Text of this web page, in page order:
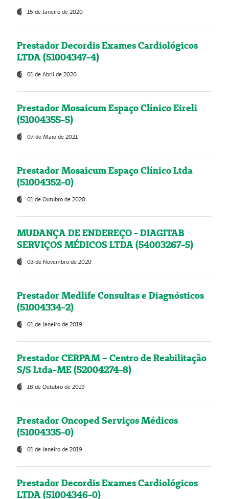
15 de Janeiro de 2020
Prestador Decordis Exames Cardiológicos
LTDA (51004347-4)
01 de Abril de 2020
Prestador Mosaicum Espaço Clínico Eireli
(51004355-5)
07 de Maio de 2021
Prestador Mosaicum Espaço Clínico Ltda
(51004352-0)
01 de Outubro de 2020
MUDANÇA DE ENDEREÇO - DIAGITAB
SERVIÇOS MÉDICOS LTDA (54003267-5)
03 de Novembro de 2020
Prestador Medlife Consultas e Diagnósticos
(51004334-2)
01 de Janeiro de 2019
Prestador CERPAM – Centro de Reabilitação
S/S Ltda-ME (52004274-8)
18 de Outubro de 2019
Prestador Oncoped Serviços Médicos
(51004335-0)
01 de Janeiro de 2019
Prestador Decordis Exames Cardiológicos
LTDA (51004346-0)